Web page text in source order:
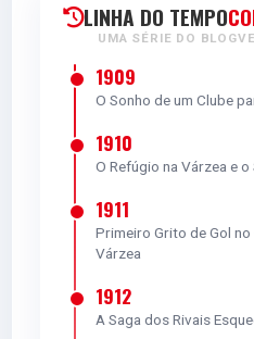
5.0
LINHA DO TEMPO
UMA SÉRIE DO
1909
O Sonho de um Clube
1910
O Refúgio na Várzea e
1911
Primeiro Grito de Gol no
Várzea
1912
A Saga dos Rivais